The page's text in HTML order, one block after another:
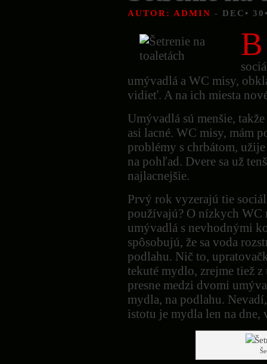
AUTOR: ADMIN - DEC•
B
umývadlá a WC misy,
vidieť. A na ich miesta
Umývadlá sú menšie,
asi lacné. WC misy, mám
problémy s chrbátom,
na pohľad. Dvere sa už
najlacnejšie.
Prvý rok vyzerajú tie
používajú? O nízkych WC
umývadlá s nevhodnými
spôsobujú, že sa voda
podlahu. Nič to,
tekuté mydlo, zrejme tiež
presne medzi dvomi
mydla, na podlahu.
istotu je mydla len na dne,